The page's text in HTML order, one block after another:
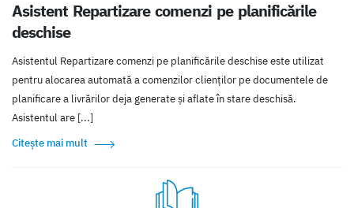
Asistent Repartizare comenzi pe planificările
deschise
Asistentul Repartizare comenzi pe planificările deschise este utilizat
pentru alocarea automată a comenzilor clienților pe documentele de
planificare a livrărilor deja generate și aflate în stare deschisă.
Asistentul are [...]
Citește mai mult